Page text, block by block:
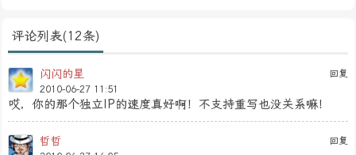
评论列表(12条)
回复
闪闪的星
2010-06-27 11:51
哎，你的那个独立IP的速度真好啊！不支持重写也没关系嘛！
回复
哲哲